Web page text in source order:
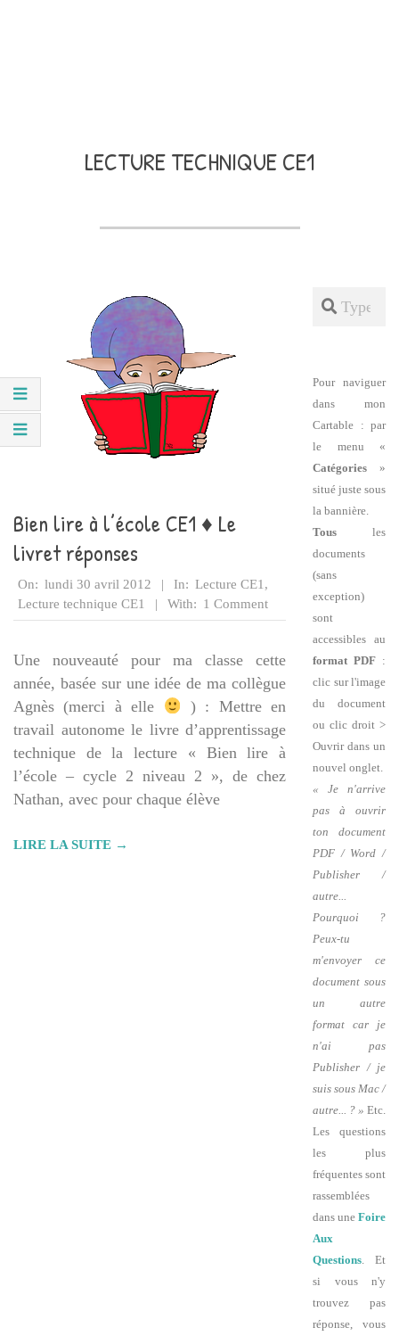
LECTURE TECHNIQUE CE1
Bien lire à l’école CE1 ♦ Le
livret réponses
2012-
04-
30
On: lundi 30 avril 2012 In: Lecture CE1 ,
Lecture technique CE1
With: 1 Comment
Une nouveauté pour ma classe cette
année, basée sur une idée de ma collègue
Agnès (merci à elle
) : Mettre en
travail autonome le livre d’apprentissage
technique de la lecture « Bien lire à
l’école – cycle 2 niveau 2 », de chez
Nathan, avec pour chaque élève
LIRE LA SUITE →
Search
Pour naviguer
dans mon
Cartable : par
le menu «
Catégories »
situé juste sous
la bannière.
Tous les
documents
(sans
exception)
sont
accessibles au
format PDF :
clic sur l'image
du document
ou clic droit >
Ouvrir dans un
nouvel onglet.
« Je n'arrive
pas à ouvrir
ton document
PDF / Word /
Publisher /
autre...
Pourquoi ?
Peux-tu
m'envoyer ce
document sous
un autre
format car je
n'ai pas
Publisher / je
suis sous Mac /
autre... ? » Etc.
Les questions
les plus
fréquentes sont
rassemblées
dans une Foire
Aux
Questions . Et
si vous n'y
trouvez pas
réponse, vous